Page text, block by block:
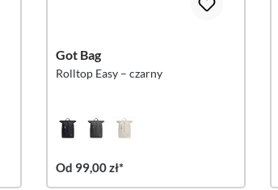
Got Bag
Rolltop Easy – czarny
Od 99,00 zł*